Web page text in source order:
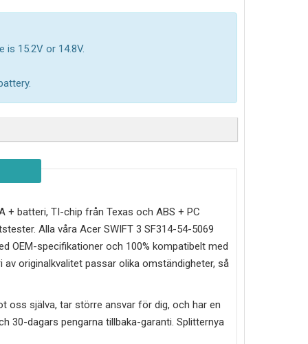
is 15.2V or 14.8V.
batteri, TI-chip från Texas och ABS + PC
Alla våra Acer SWIFT 3 SF314-54-5069
OEM-specifikationer och 100% kompatibelt med
originalkvalitet passar olika omständigheter, så
oss själva, tar större ansvar för dig, och har en
30-dagars pengarna tillbaka-garanti. Splitternya